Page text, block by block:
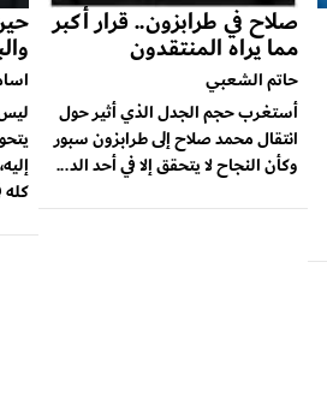
صلاح في طرابزون.. قرار أكبر
مما يراه المنتقدون
حاتم الشعبي
أستغرب حجم الجدل الذي أثير حول
انتقال محمد صلاح إلى طرابزون سبور
وكأن النجاح لا يتحقق إلا في أحد الد...